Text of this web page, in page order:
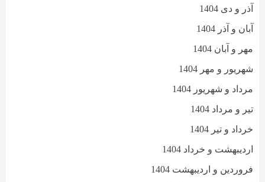
آذر و دی 1404
آبان و آذر 1404
مهر و آبان 1404
شهریور و مهر 1404
مرداد و شهریور 1404
تیر و مرداد 1404
خرداد و تیر 1404
اردیبهشت و خرداد 1404
فروردین و اردیبهشت 1404